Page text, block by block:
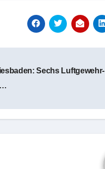
Sechs Luftgewehr-